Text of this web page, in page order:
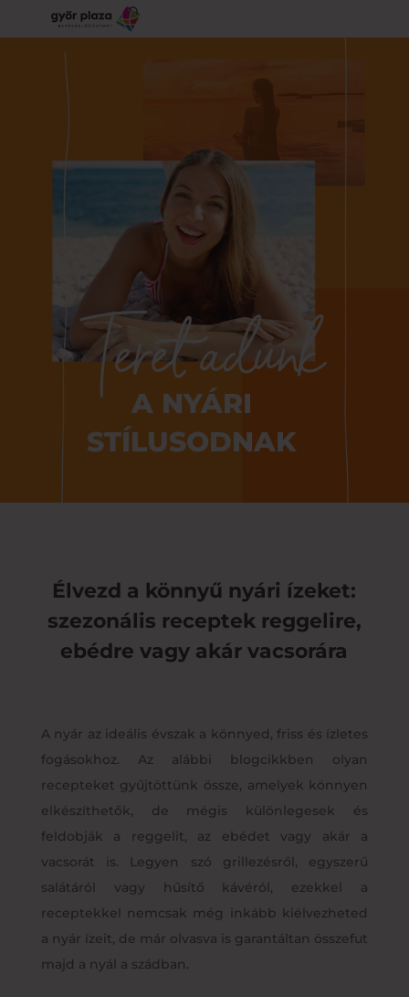
Teret adunk
A NYÁRI
STÍLUSODNAK
Élvezd a könnyű nyári ízeket:
szezonális receptek reggelire,
ebédre vagy akár vacsorára
A nyár az ideális évszak a könnyed, friss és ízletes
fogásokhoz. Az alábbi blogcikkben olyan
recepteket gyűjtöttünk össze, amelyek könnyen
elkészíthetők, de mégis különlegesek és
feldobják a reggelit, az ebédet vagy akár a
vacsorát is. Legyen szó grillezésről, egyszerű
salátáról vagy hűsítő kávéról, ezekkel a
receptekkel nemcsak még inkább kiélvezheted
a nyár ízeit, de már olvasva is garantáltan összefut
majd a nyál a szádban.